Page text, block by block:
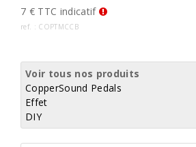
7 € TTC indicatif
ref. : COPTMCCB
Voir tous nos produits
CopperSound Pedals
Effet
DIY